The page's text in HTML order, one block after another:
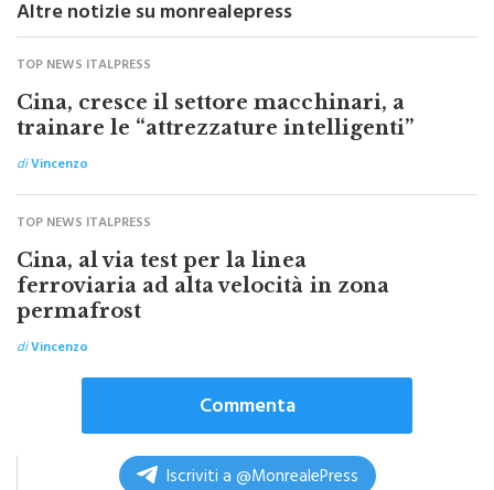
TOP NEWS ITALPRESS
Cina, cresce il settore macchinari, a
trainare le “attrezzature intelligenti”
diVincenzo
TOP NEWS ITALPRESS
Cina, al via test per la linea
ferroviaria ad alta velocità in zona
permafrost
diVincenzo
Commenta
Iscriviti a @MonrealePress